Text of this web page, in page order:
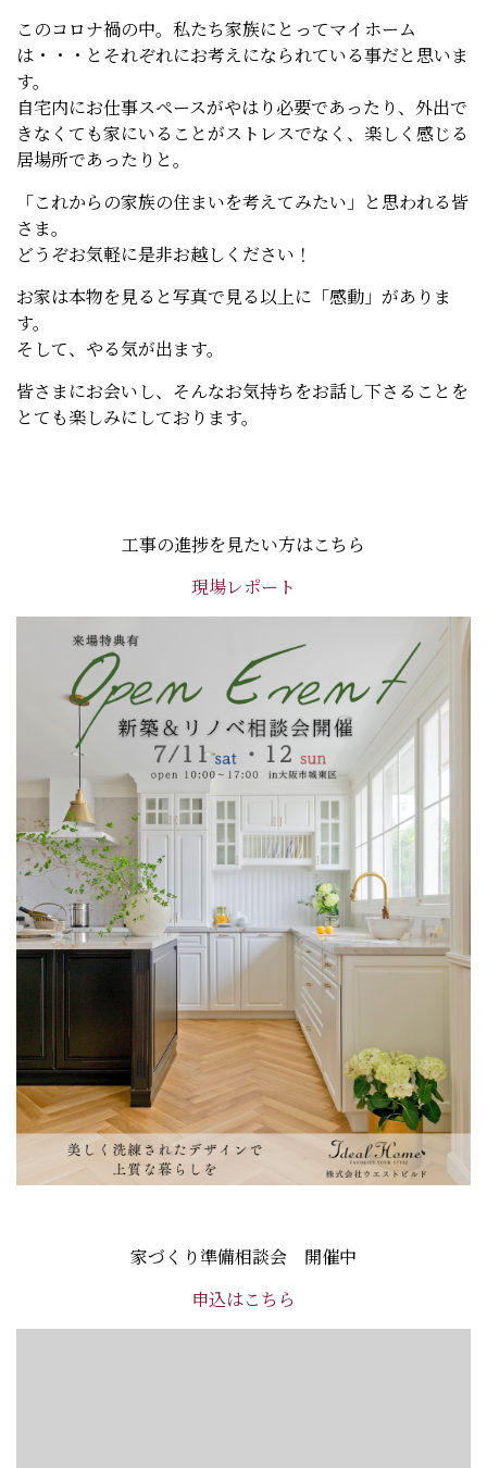
このコロナ禍の中。私たち家族にとってマイホーム
は・・・とそれぞれにお考えになられている事だと思いま
す。
自宅内にお仕事スペースがやはり必要であったり、外出で
きなくても家にいることがストレスでなく、楽しく感じる
居場所であったりと。
「これからの家族の住まいを考えてみたい」と思われる皆
さま。
どうぞお気軽に是非お越しください！
お家は本物を見ると写真で見る以上に「感動」がありま
す。
そして、やる気が出ます。
皆さまにお会いし、そんなお気持ちをお話し下さることを
とても楽しみにしております。
工事の進捗を見たい方はこちら
現場レポート
家づくり準備相談会 開催中
申込はこちら